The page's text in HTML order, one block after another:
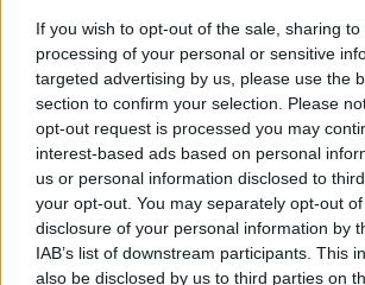
If you wish to opt-out of the sale, sharing
processing of your personal or sensitive
targeted advertising by us, please use the
section to confirm your selection. Please
opt-out request is processed you may
interest-based ads based on personal
us or personal information disclosed to
your opt-out. You may separately opt-out
disclosure of your personal information by
IAB’s list of downstream participants. This
also be disclosed by us to third parties on